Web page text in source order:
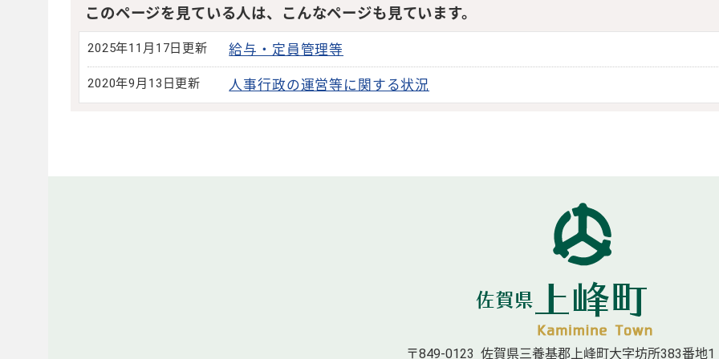
このページを見ている人は、こんなページも見ています。
2025年11月17日更新 給与・定員管理等
2020年9月13日更新 人事行政の運営等に関する状況
〒849-0123 佐賀県三養基郡上峰町大字坊所383番地1